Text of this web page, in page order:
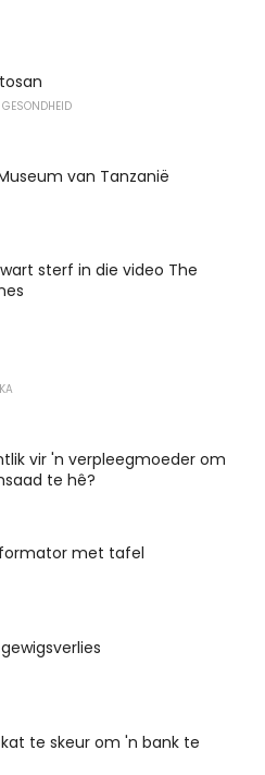
van Tanzanië
sterf in die video The
vir 'n verpleegmoeder om
te hê?
met tafel
te skeur om 'n bank te